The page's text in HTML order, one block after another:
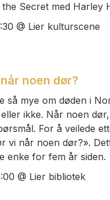
Secret med Harley
@ Lier kulturscene
noen dør?
så mye om døden i
ikke. Når noen
For å veilede
vi når noen dør?».
enke for fem år siden.
@ Lier bibliotek